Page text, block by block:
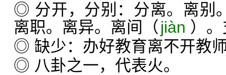
◎ 分开，分别：分离。离别
离职。离异。离间（ jiàn ）
◎ 缺少：办好教育离不开教
◎ 八卦之一，代表火。